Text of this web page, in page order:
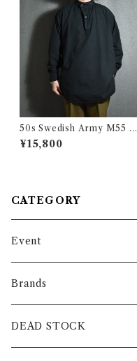
50s Swedish Army M55 Pu
ll Over Shirts スウェーデン
軍 プルオーバーシャツ グラン
¥15,800
CATEGORY
Event
Brands
intch.
DEAD STOCK